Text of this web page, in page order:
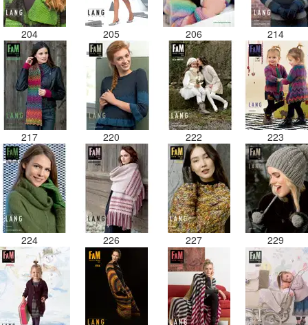
204 205 206 214
217 220 222 223
224 226 227 229